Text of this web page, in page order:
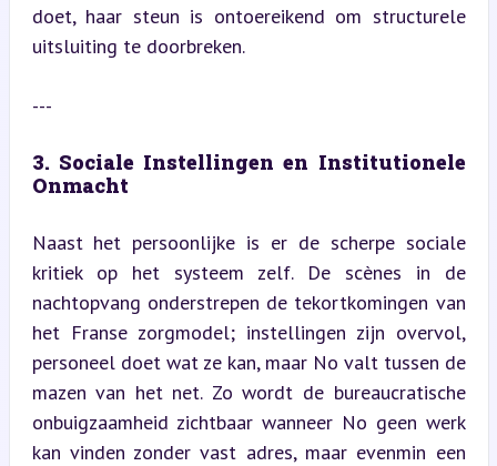
doet, haar steun is ontoereikend om structurele
uitsluiting te doorbreken.
---
3. Sociale Instellingen en Institutionele
Onmacht
Naast het persoonlijke is er de scherpe sociale
kritiek op het systeem zelf. De scènes in de
nachtopvang onderstrepen de tekortkomingen van
het Franse zorgmodel; instellingen zijn overvol,
personeel doet wat ze kan, maar No valt tussen de
mazen van het net. Zo wordt de bureaucratische
onbuigzaamheid zichtbaar wanneer No geen werk
kan vinden zonder vast adres, maar evenmin een